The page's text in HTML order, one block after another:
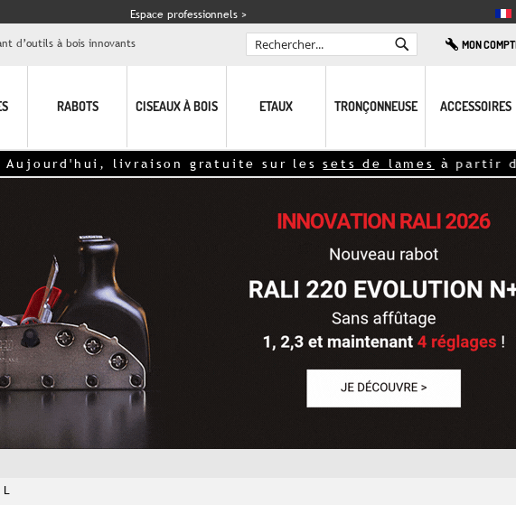
Espace professionnels >
d’outils à bois innovants
Rechercher
MON
RABOTS CISEAUX À BOIS ETAUX TRONÇONNEUSE ACCESSOIRES
livraison gratuite sur les sets de lames à partir de